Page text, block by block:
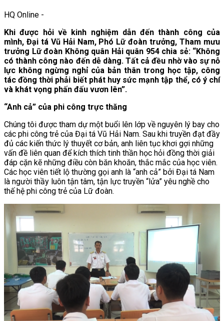
HQ Online -
Khi được hỏi về kinh nghiệm dẫn đến thành công của
mình, Đại tá Vũ Hải Nam, Phó Lữ đoàn trưởng, Tham mưu
trưởng Lữ đoàn Không quân Hải quân 954 chia sẻ: “Không
có thành công nào đến dễ dàng. Tất cả đều nhờ vào sự nỗ
lực không ngừng nghỉ của bản thân trong học tập, công
tác đồng thời phải biết phát huy sức mạnh tập thể, có ý chí
và khát vọng phấn đấu vươn lên”.
“Anh cả” của phi công trực thăng
Chúng tôi được tham dự một buổi lên lớp về nguyên lý bay cho
các phi công trẻ của Đại tá Vũ Hải Nam. Sau khi truyền đạt đầy
đủ các kiến thức lý thuyết cơ bản, anh liên tục khơi gợi những
vấn đề liên quan để kích thích tinh thần học hỏi đồng thời giải
đáp cặn kẽ những điều còn băn khoăn, thắc mắc của học viên.
Các học viên tiết lộ thường gọi anh là “anh cả” bởi Đại tá Nam
là người thầy luôn tận tâm, tận lực truyền “lửa” yêu nghề cho
thế hệ phi công trẻ của Lữ đoàn.